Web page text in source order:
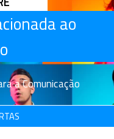
ao
a Comunicação